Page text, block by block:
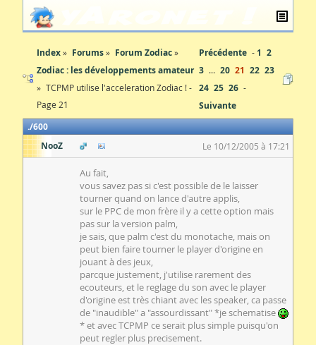
Index Forums
Forum Zodiac
Zodiac : les développements amateur
TCPMP utilise l'acceleration Zodiac ! -
Page 21
Précédente 1 2
3 ... 20 21 22 23
24 25 26
Suivante
600
NooZ
Le 10/12/2005 à 17:21
Au fait,
vous savez pas si c'est possible de le laisser
tourner quand on lance d'autre applis,
sur le PPC de mon frère il y a cette option mais
pas sur la version palm,
je sais, que palm c'est du monotache, mais on
peut bien faire tourner le player d'origine en
jouant à des jeux,
parcque justement, j'utilise rarement des
ecouteurs, et le reglage du son avec le player
d'origine est très chiant avec les speaker, ca passe
de "inaudible" a "assourdissant" *je schematise
* et avec TCPMP ce serait plus simple puisqu'on
peut regler plus precisement.